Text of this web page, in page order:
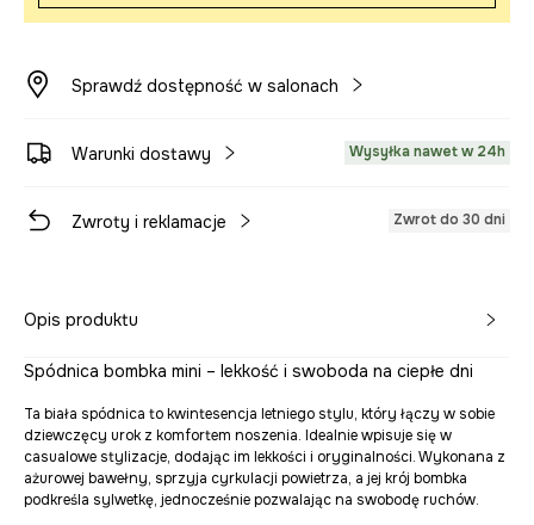
Sprawdź dostępność w salonach
Warunki dostawy Wysyłka nawet w 24h
Zwroty i reklamacje Zwrot do 30 dni
Opis produktu
Spódnica bombka mini – lekkość i swoboda na ciepłe dni
Ta biała spódnica to kwintesencja letniego stylu, który łączy w sobie
dziewczęcy urok z komfortem noszenia. Idealnie wpisuje się w
casualowe stylizacje, dodając im lekkości i oryginalności. Wykonana z
ażurowej bawełny, sprzyja cyrkulacji powietrza, a jej krój bombka
podkreśla sylwetkę, jednocześnie pozwalając na swobodę ruchów.